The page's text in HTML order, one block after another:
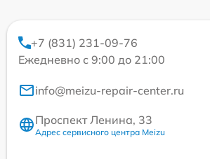
+7 (831) 231-09-76
Ежедневно с 9:00 до 21:00
info@meizu-repair-center.ru
Проспект Ленина, 33
Адрес сервисного центра Meizu